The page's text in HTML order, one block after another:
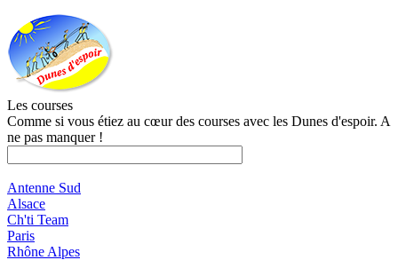
Les courses
Comme si vous étiez au cœur des courses avec les Dunes d'espoir. A
ne pas manquer !
Antenne Sud
Alsace
Ch'ti Team
Paris
Rhône Alpes